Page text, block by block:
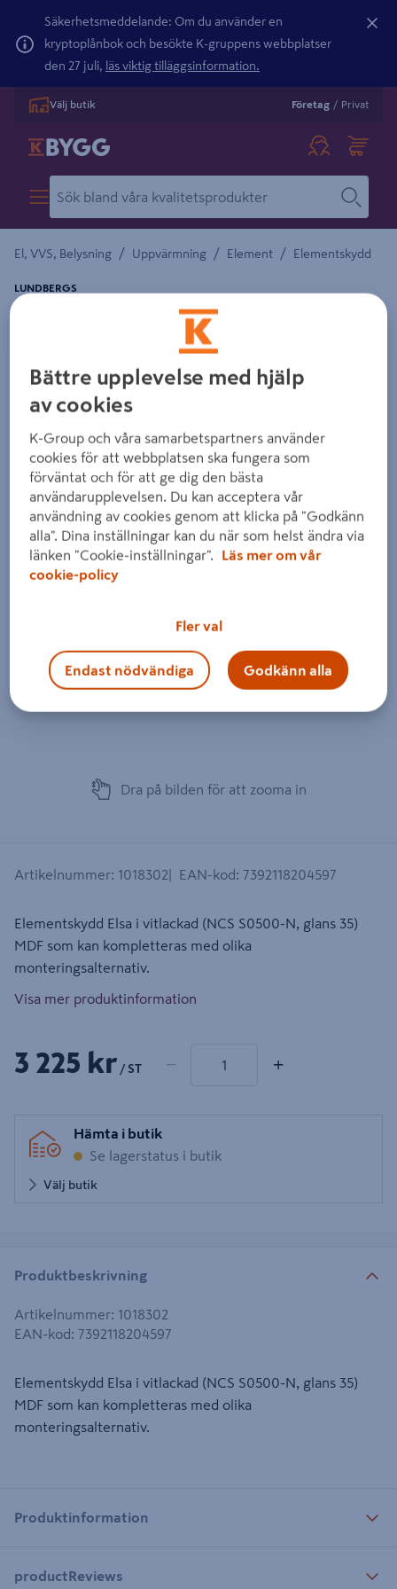
Säkerhetsmeddelande: Om du använder en
kryptoplånbok och besökte K-gruppens webbplatser
den 27 juli, läs viktig tilläggsinformation.
Välj butik Företag / Privat
El, VVS, Belysning / Uppvärmning / Element / Elementskydd
ELEMENTSKYDD ELSA VIT 1550X700
LUNDBERGS
Detaljerad beskrivning finns i produktbeskrivningsområdet
Dra på bilden för att zooma in
Artikelnummer: 1018302 EAN-kod: 7392118204597
Elementskydd Elsa i vitlackad (NCS S0500-N, glans 35)
MDF som kan kompletteras med olika
monteringsalternativ.
Visa mer produktinformation
3 225 kr / ST − +
Hämta i butik
Se lagerstatus i butik
Välj butik
Produktbeskrivning
Artikelnummer: 1018302
EAN-kod: 7392118204597
Elementskydd Elsa i vitlackad (NCS S0500-N, glans 35)
MDF som kan kompletteras med olika
monteringsalternativ.
Produktinformation
productReviews
Bättre upplevelse med hjälp
av cookies
K-Group och våra samarbetspartners använder
cookies för att webbplatsen ska fungera som
förväntat och för att ge dig den bästa
användarupplevelsen. Du kan acceptera vår
användning av cookies genom att klicka på "Godkänn
alla". Dina inställningar kan du när som helst ändra via
länken "Cookie-inställningar".
Läs mer om vår
cookie-policy
Fler val
Endast nödvändiga Godkänn alla